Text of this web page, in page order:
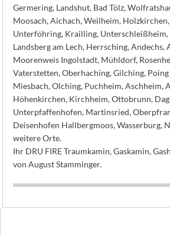
Germering, Landshut, Bad Tölz,
Moosach, Aichach, Weilheim,
Unterföhring, Krailling,
Landsberg am Lech, Herrsching,
Moorenweis Ingolstadt, Mühldorf,
Vaterstetten, Oberhaching, Gilching,
Miesbach, Olching, Puchheim, Aschheim,
Höhenkirchen, Kirchheim, Ottobrunn,
Unterpfaffenhofen, Martinsried,
Deisenhofen Hallbergmoos, Wasserburg,
weitere Orte.
Ihr DRU FIRE Traumkamin, Gaskamin,
von August Stamminger.